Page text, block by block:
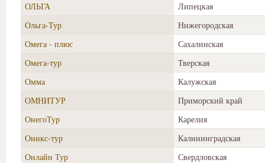
ОЛЬГА
Липецкая
Ольга-Тур
Нижегородская
Омега - плюс
Сахалинская
Омега-тур
Тверская
Омма
Калужская
ОМНИТУР
Приморский край
ОнегоТур
Карелия
Оникс-тур
Калининградская
Онлайн Тур
Свердловская